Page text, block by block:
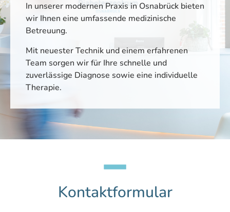
In unserer modernen Praxis in Osnabrück bieten
wir Ihnen eine umfassende medizinische
Betreuung.
Mit neuester Technik und einem erfahrenen
Team sorgen wir für Ihre schnelle und
zuverlässige Diagnose sowie eine individuelle
Therapie.
Kontaktformular